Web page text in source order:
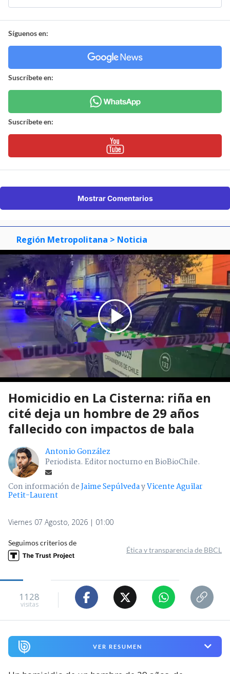
Síguenos en:
Suscríbete en:
Suscríbete en:
Mostrar Comentarios
Región Metropolitana > Noticia
Homicidio en La Cisterna: riña en
cité deja un hombre de 29 años
fallecido con impactos de bala
Antonio González
Periodista. Editor nocturno en BioBioChile.
Con información deJaime SepúlvedayVicente Aguilar
Petit-Laurent
Viernes 07 Agosto, 2026 | 01:00
Seguimos criterios de
Ética y transparencia de BBCL
1128
visitas
VER RESUMEN